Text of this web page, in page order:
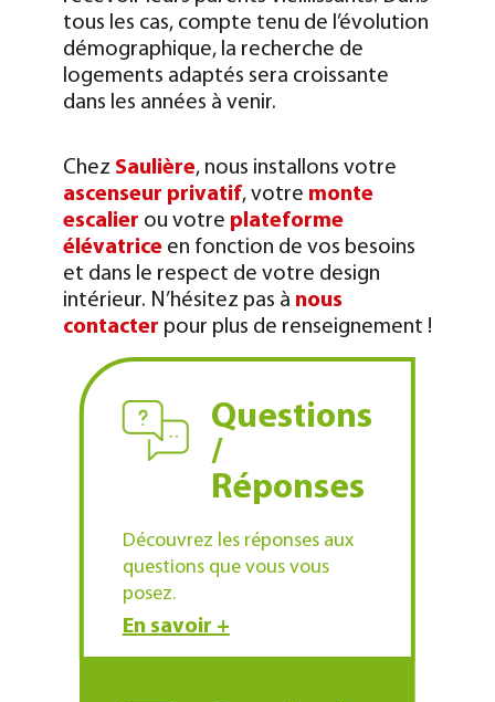
tous les cas, compte tenu de l’évolution
démographique, la recherche de
logements adaptés sera croissante
dans les années à venir.
Chez Saulière, nous installons votre
ascenseur privatif, votre monte
escalier ou votre plateforme
élévatriceen fonction de vos besoins
et dans le respect de votre design
intérieur. N’hésitez pas à nous
contacter pour plus de renseignement !
Questions
/
Réponses
Découvrez les réponses aux
questions que vous vous
posez.
En savoir +